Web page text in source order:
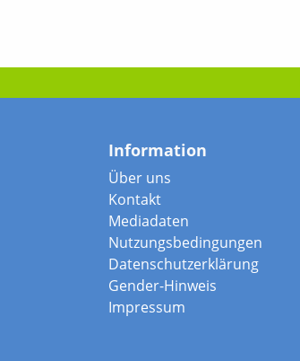
Information
Über uns
Kontakt
Mediadaten
Nutzungsbedingungen
Datenschutzerklärung
Gender-Hinweis
Impressum